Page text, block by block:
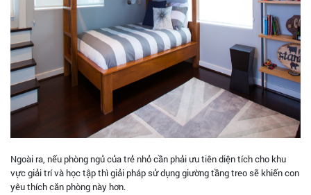
Ngoài ra, nếu phòng ngủ của trẻ nhỏ cần phải ưu tiên diện tích cho khu
vực giải trí và học tập thì giải pháp sử dụng giường tầng treo sẽ khiến con
yêu thích căn phòng này hơn.